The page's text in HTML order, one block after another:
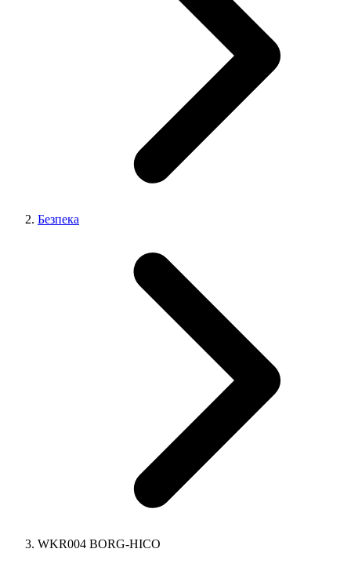
Безпека
WKR004 BORG-HICO